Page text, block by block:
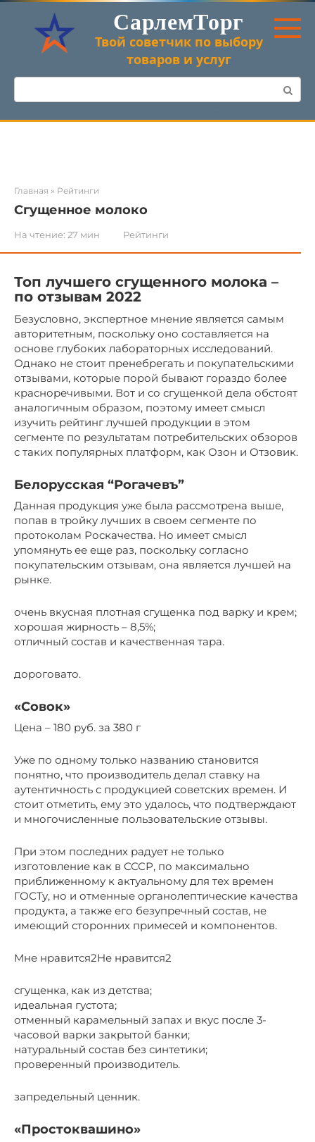
Перейти
контенту
СарлемТорг
Твой советчик по выбору
товаров и услуг
Поиск:
Главная » Рейтинги
Сгущенное молоко
На чтение: 27 мин Рейтинги
Топ лучшего сгущенного молока –
по отзывам 2022
Безусловно, экспертное мнение является самым
авторитетным, поскольку оно составляется на
основе глубоких лабораторных исследований.
Однако не стоит пренебрегать и покупательскими
отзывами, которые порой бывают гораздо более
красноречивыми. Вот и со сгущенкой дела обстоят
аналогичным образом, поэтому имеет смысл
изучить рейтинг лучшей продукции в этом
сегменте по результатам потребительских обзоров
с таких популярных платформ, как Озон и Отзовик.
Белорусская “Рогачевъ”
Данная продукция уже была рассмотрена выше,
попав в тройку лучших в своем сегменте по
протоколам Роскачества. Но имеет смысл
упомянуть ее еще раз, поскольку согласно
покупательским отзывам, она является лучшей на
рынке.
очень вкусная плотная сгущенка под варку и крем;
хорошая жирность – 8,5%;
отличный состав и качественная тара.
дороговато.
«Совок»
Цена – 180 руб. за 380 г
Уже по одному только названию становится
понятно, что производитель делал ставку на
аутентичность с продукцией советских времен. И
стоит отметить, ему это удалось, что подтверждают
и многочисленные пользовательские отзывы.
При этом последних радует не только
изготовление как в СССР, по максимально
приближенному к актуальному для тех времен
ГОСТу, но и отменные органолептические качества
продукта, а также его безупречный состав, не
имеющий сторонних примесей и компонентов.
Мне нравится2Не нравится2
сгущенка, как из детства;
идеальная густота;
отменный карамельный запах и вкус после 3-
часовой варки закрытой банки;
натуральный состав без синтетики;
проверенный производитель.
запредельный ценник.
«Простоквашино»